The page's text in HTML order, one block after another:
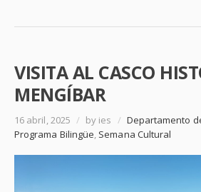
VISITA AL CASCO
MENGÍBAR
16 abril, 2025 / by ies / Departamento
Programa Bilingüe, Semana Cultural